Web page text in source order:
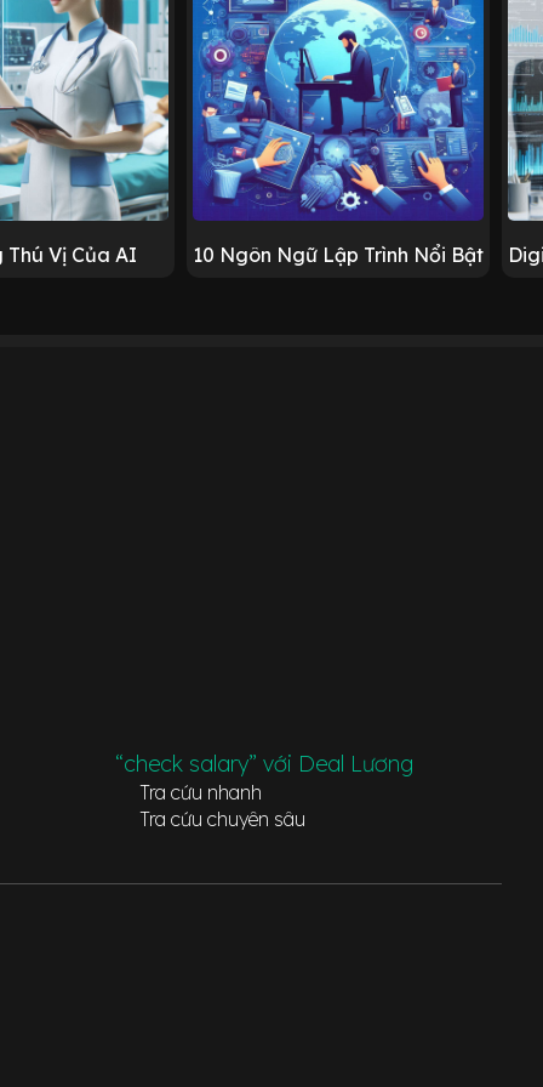
Thú Vị Của AI 10 Ngôn Ngữ Lập Trình Nổi Bật
“check salary” với Deal Lương
Tra cứu nhanh
Tra cứu chuyên sâu